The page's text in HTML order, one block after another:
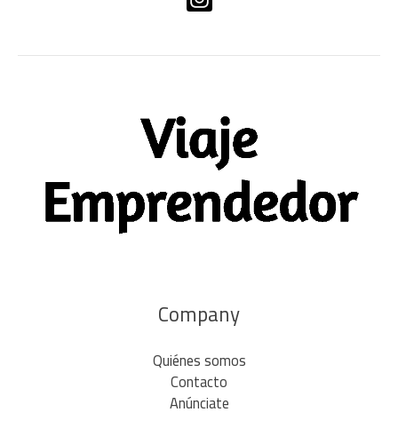
Company
Quiénes somos
Contacto
Anúnciate